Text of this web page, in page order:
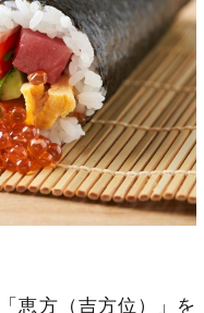
恵方（吉方位）」を